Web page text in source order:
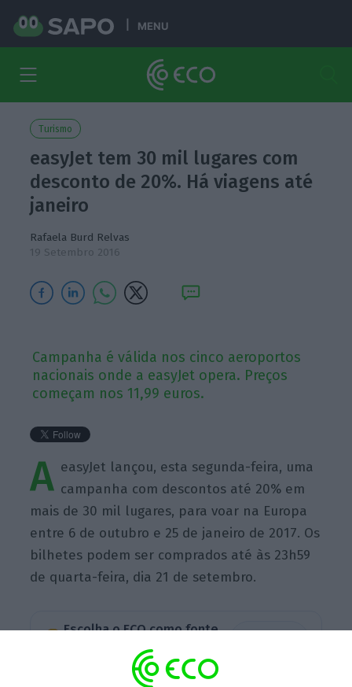
MENU
Turismo
easyJet tem 30 mil lugares com
desconto de 20%. Há viagens até
janeiro
Rafaela Burd Relvas
19 Setembro 2016
Campanha é válida nos cinco aeroportos
nacionais onde a easyJet opera. Preços
começam nos 11,99 euros.
A easyJet lançou, esta segunda-feira, uma
campanha com descontos até 20% em
mais de 30 mil lugares, para voar na Europa
entre 6 de outubro e 25 de janeiro de 2017. Os
bilhetes podem ser comprados até às 23h59
de quarta-feira, dia 21 de setembro.
Escolha o ECO como fonte
preferida no Google